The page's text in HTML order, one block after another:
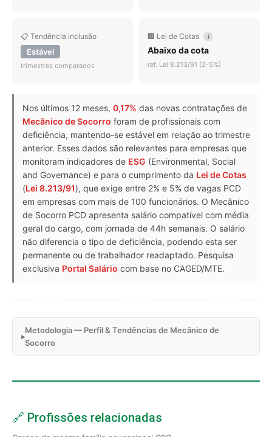
📋 Tendência inclusão
Estável
trimestres comparados
🏢 Lei de Cotas i
Abaixo da cota
ref. Lei 8.213/91 (2-5%)
Nos últimos 12 meses, 0,17% das novas contratações de
Mecânico de Socorro foram de profissionais com
deficiência, mantendo-se estável em relação ao trimestre
anterior. Esses dados são relevantes para empresas que
monitoram indicadores de ESG (Environmental, Social
and Governance) e para o cumprimento da Lei de Cotas
(Lei 8.213/91), que exige entre 2% e 5% de vagas PCD
em empresas com mais de 100 funcionários. O Mecânico
de Socorro PCD apresenta salário compatível com média
geral do cargo, com jornada de 44h semanais. O salário
não diferencia o tipo de deficiência, podendo esta ser
permanente ou de trabalhador readaptado. Pesquisa
exclusiva Portal Salário com base no CAGED/MTE.
Metodologia — Perfil & Tendências de Mecânico de
Socorro
🔗 Profissões relacionadas